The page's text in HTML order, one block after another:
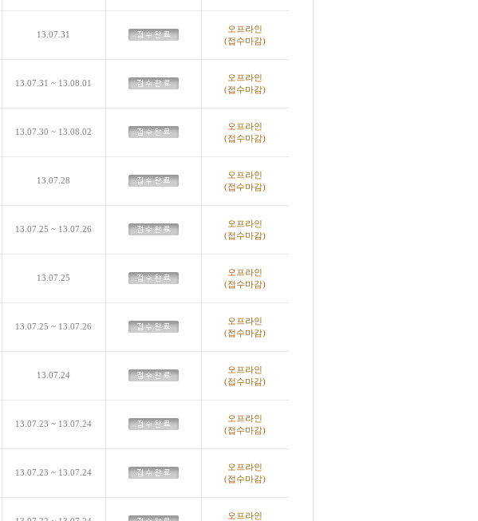
13.07.31
오프라인
(접수마감)
13.07.31 ~ 13.08.01
오프라인
(접수마감)
13.07.30 ~ 13.08.02
오프라인
(접수마감)
13.07.28
오프라인
(접수마감)
13.07.25 ~ 13.07.26
오프라인
(접수마감)
13.07.25
오프라인
(접수마감)
13.07.25 ~ 13.07.26
오프라인
(접수마감)
13.07.24
오프라인
(접수마감)
13.07.23 ~ 13.07.24
오프라인
(접수마감)
13.07.23 ~ 13.07.24
오프라인
(접수마감)
오프라인